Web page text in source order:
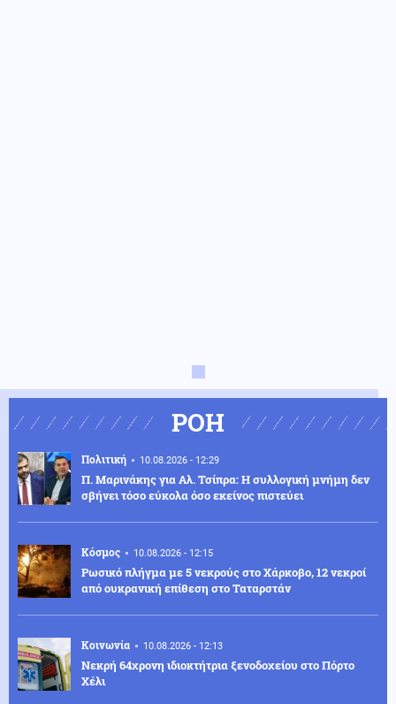
ΡΟΗ
Πολιτική 10.08.2026 - 12:29
Π. Μαρινάκης για Αλ. Τσίπρα: Η συλλογική μνήμη δεν
σβήνει τόσο εύκολα όσο εκείνος πιστεύει
Κόσμος 10.08.2026 - 12:15
Ρωσικό πλήγμα με 5 νεκρούς στο Χάρκοβο, 12 νεκροί
από ουκρανική επίθεση στο Ταταρστάν
Κοινωνία 10.08.2026 - 12:13
Νεκρή 64χρονη ιδιοκτήτρια ξενοδοχείου στο Πόρτο
Χέλι